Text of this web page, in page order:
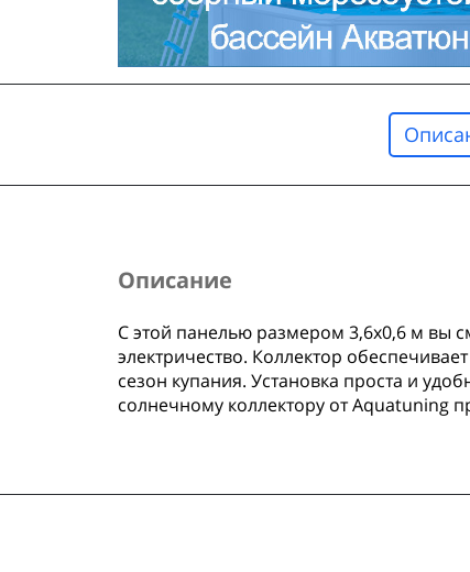
Описание
С этой панелью размером 3,6х0,6 м вы
электричество. Коллектор
сезон купания. Установка проста и
солнечному коллектору от Aquatuning